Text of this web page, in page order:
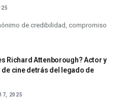
de credibilidad, compromiso
Richard Attenborough? Actor y
cine detrás del legado de
2025